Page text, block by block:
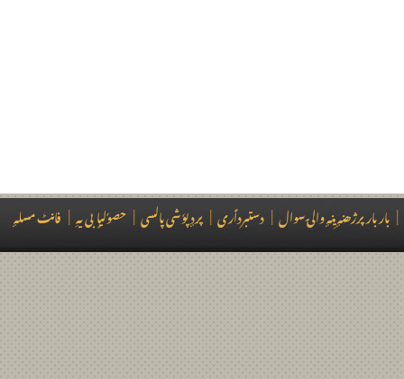
فانٹ مسلہٕ |حصوٗلیاٍبی یہِ |پردٕ پوٗشی پالسی |دستبردٲری |بار بار پرژھنہٕ یِنہٕ والۍ سوال |